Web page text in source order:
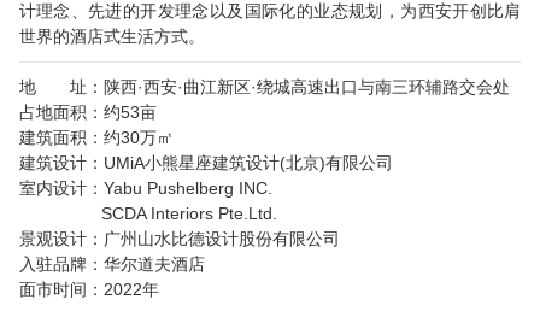
计理念、先进的开发理念以及国际化的业态规划，为西安开创比肩
世界的酒店式生活方式。
地 址：陕西·西安·曲江新区·绕城高速出口与南三环辅路交会处
占地面积：约53亩
建筑面积：约30万㎡
建筑设计：UMiA小熊星座建筑设计(北京)有限公司
室内设计：Yabu Pushelberg INC.
SCDA Interiors Pte.Ltd.
景观设计：广州山水比德设计股份有限公司
入驻品牌：华尔道夫酒店
面市时间：2022年